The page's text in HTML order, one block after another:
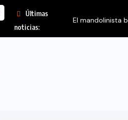
Últimas
noticias: